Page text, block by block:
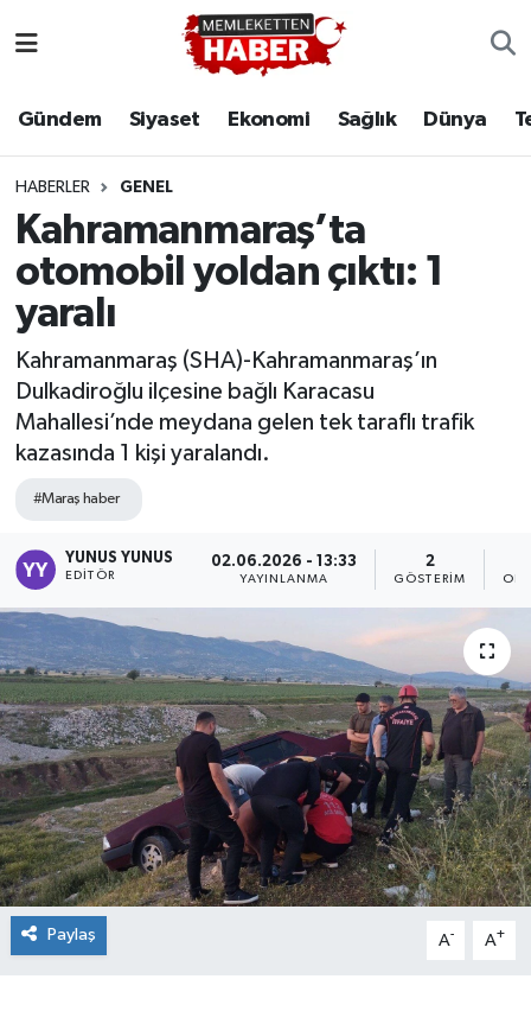
Gündem Siyaset Ekonomi Sağlık Dünya
HABERLER GENEL
Kahramanmaraş’ta
otomobil yoldan çıktı: 1
yaralı
Kahramanmaraş (SHA)-Kahramanmaraş’ın
Dulkadiroğlu ilçesine bağlı Karacasu
Mahallesi’nde meydana gelen tek taraflı trafik
kazasında 1 kişi yaralandı.
#Maraş haber
YUNUS YUNUS
EDITÖR
02.06.2026 - 13:33
YAYINLANMA
2
GÖSTERIM
Paylaş A- A+